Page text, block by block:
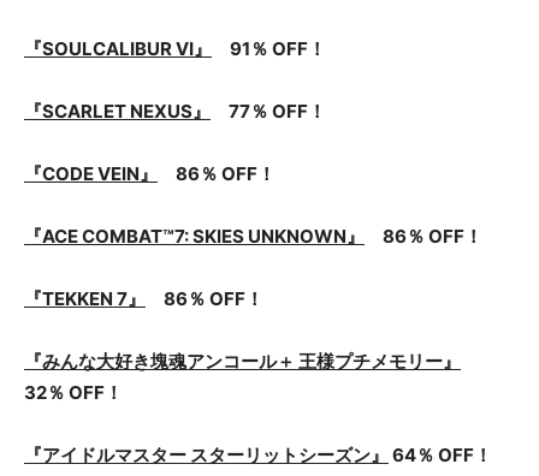
『SOULCALIBUR VI』 91％ OFF！
『SCARLET NEXUS』 77％ OFF！
『CODE VEIN』 86％ OFF！
『ACE COMBAT™7: SKIES UNKNOWN』 86％ OFF！
『TEKKEN 7』 86％ OFF！
『みんな大好き塊魂アンコール＋ 王様プチメモリー』
32％ OFF！
『アイドルマスター スターリットシーズン』 64％ OFF！